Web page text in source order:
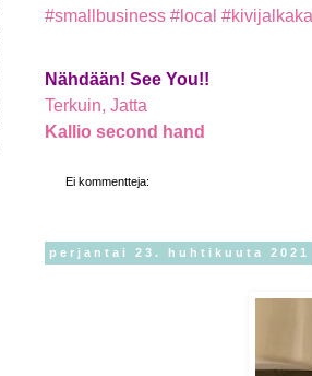
#smallbusiness #local
Nähdään! See You!!
Terkuin, Jatta
Kallio second hand
Ei kommentteja:
perjantai 23. huhtikuuta 2021